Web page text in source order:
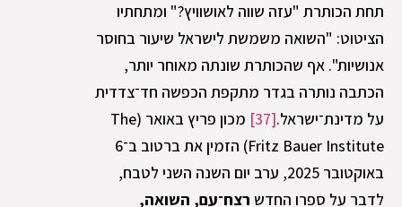
תחת הכותרת "עזה שווה לאושוויץ?" ומתחתיו
הציטוט: "השואה משמשת לישראל שיעור בחוסר
אנושיות". אף שהכותרת שונתה מאוחר יותר,
הכתבה נותרה בגדר מתקפת הכפשה חד־צדדית
על מדינת־ישראל.[37]
מכון פריץ באואר (The
Fritz Bauer Institute) הזמין את ברטוב ב־6
באוקטובר 2025, ערב יום השנה השני לטבח,
לדבר על ספרו החדשרצח־עם, השואה,